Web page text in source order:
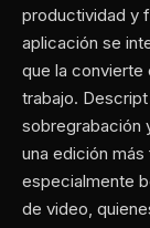
productividad y
aplicación se
que la convierte
trabajo.
sobregrabación
una edición
especialmente
de video,